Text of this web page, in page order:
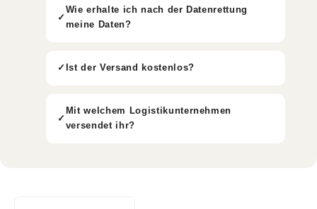
Wie erhalte ich nach der Datenrettung
meine Daten?
Ist der Versand kostenlos?
Mit welchem Logistikunternehmen
versendet ihr?